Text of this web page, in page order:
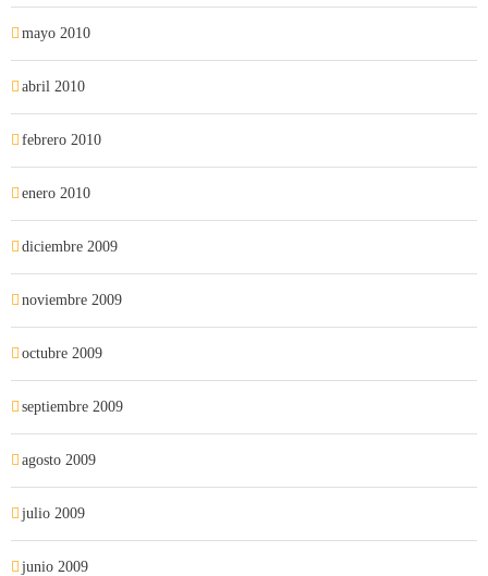
mayo 2010
abril 2010
febrero 2010
enero 2010
diciembre 2009
noviembre 2009
octubre 2009
septiembre 2009
agosto 2009
julio 2009
junio 2009